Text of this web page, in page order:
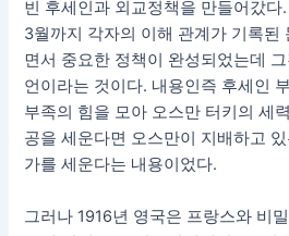
빈 후세인과 외교정책을 만들어갔다
3월까지 각자의 이해 관계가 기록된
면서 중요한 정책이 완성되었는데
언이라는 것이다. 내용인즉 후세인
부족의 힘을 모아 오스만 터키의 세
공을 세운다면 오스만이 지배하고
가를 세운다는 내용이었다.
그러나 1916년 영국은 프랑스와 비